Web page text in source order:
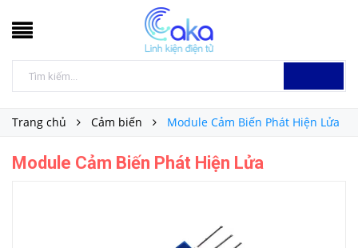
Trang chủ Cảm biến Module Cảm Biến Phát Hiện Lửa
Module Cảm Biến Phát Hiện Lửa